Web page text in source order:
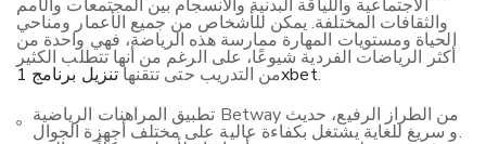
الاجتماعية واللياقة البدنية والانسجام بين المجتمعات والأمم
والثقافات المختلفة. يمكن للأشخاص من جميع الأعمار ومناحي
الحياة ومستويات المهارة ممارسة هذه الرياضة، فهي واحدة من
أكثر الرياضات الفردية شيوعًا، على الرغم من أنها تتطلب الكثير
من التدريب حتى تتقنهاتنزيل برنامج 1xbet.
تطبيق المراهنات الرياضية Betway من الطراز الرفيع، حديث
و سريغ للغاية يشتغل بكفاءة عالية على مختلف أجهزة الجوال.